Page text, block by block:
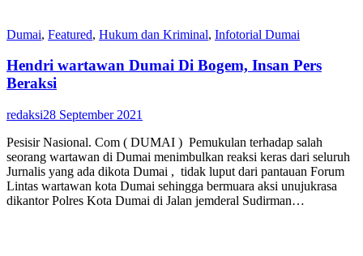
Dumai, Featured, Hukum dan Kriminal, Infotorial Dumai
Hendri wartawan Dumai Di Bogem, Insan Pers
Beraksi
redaksi28 September 2021
Pesisir Nasional. Com ( DUMAI ) Pemukulan terhadap salah
seorang wartawan di Dumai menimbulkan reaksi keras dari seluruh
Jurnalis yang ada dikota Dumai , tidak luput dari pantauan Forum
Lintas wartawan kota Dumai sehingga bermuara aksi unujukrasa
dikantor Polres Kota Dumai di Jalan jemderal Sudirman…